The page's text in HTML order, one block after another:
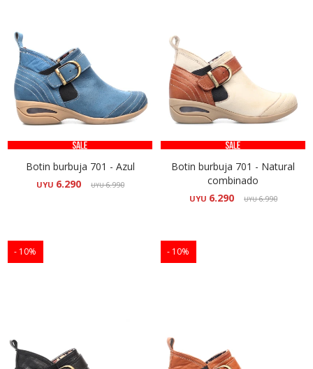
Botin burbuja 701 - Azul
UYU 6.290 UYU6.990
Botin burbuja 701 - Natural
combinado
UYU 6.290 UYU6.990
10 10